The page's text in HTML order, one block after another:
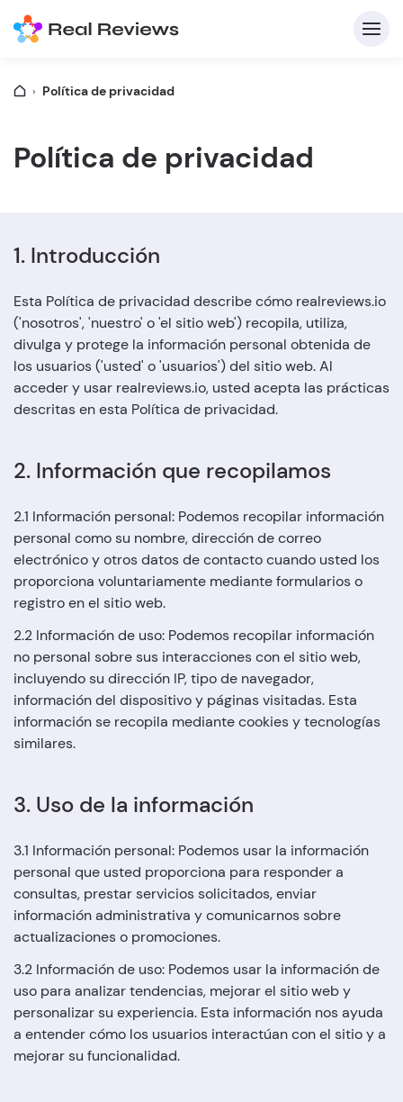
Política de privacidad
Política de privacidad
1. Introducción
Esta Política de privacidad describe cómo realreviews.io
('nosotros', 'nuestro' o 'el sitio web') recopila, utiliza,
divulga y protege la información personal obtenida de
los usuarios ('usted' o 'usuarios') del sitio web. Al
acceder y usar realreviews.io, usted acepta las prácticas
descritas en esta Política de privacidad.
2. Información que recopilamos
2.1 Información personal: Podemos recopilar información
personal como su nombre, dirección de correo
electrónico y otros datos de contacto cuando usted los
proporciona voluntariamente mediante formularios o
registro en el sitio web.
2.2 Información de uso: Podemos recopilar información
no personal sobre sus interacciones con el sitio web,
incluyendo su dirección IP, tipo de navegador,
información del dispositivo y páginas visitadas. Esta
información se recopila mediante cookies y tecnologías
similares.
3. Uso de la información
3.1 Información personal: Podemos usar la información
personal que usted proporciona para responder a
consultas, prestar servicios solicitados, enviar
información administrativa y comunicarnos sobre
actualizaciones o promociones.
3.2 Información de uso: Podemos usar la información de
uso para analizar tendencias, mejorar el sitio web y
personalizar su experiencia. Esta información nos ayuda
a entender cómo los usuarios interactúan con el sitio y a
mejorar su funcionalidad.